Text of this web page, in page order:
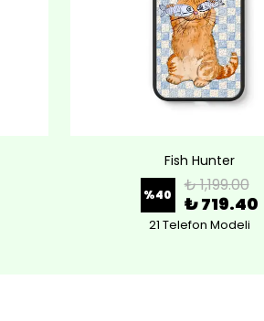
Fish Hunter
%40 ₺ 1,199.00
₺ 719.40
21 Telefon Modeli